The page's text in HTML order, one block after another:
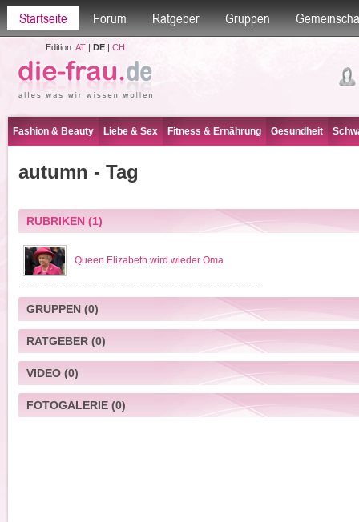
Startseite Forum Ratgeber Gruppen
Edition: AT| DE| CH
Fashion & Beauty Liebe & Sex Fitness & Ernährung Gesundheit
autumn - Tag
RUBRIKEN(1)
Queen Elizabeth wird wieder Oma
GRUPPEN(0)
RATGEBER(0)
VIDEO(0)
FOTOGALERIE(0)